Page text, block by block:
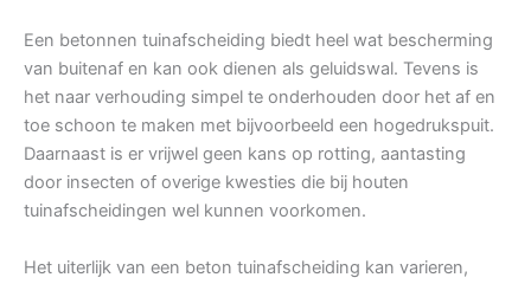
Een betonnen tuinafscheiding biedt heel wat bescherming
van buitenaf en kan ook dienen als geluidswal. Tevens is
het naar verhouding simpel te onderhouden door het af en
toe schoon te maken met bijvoorbeeld een hogedrukspuit.
Daarnaast is er vrijwel geen kans op rotting, aantasting
door insecten of overige kwesties die bij houten
tuinafscheidingen wel kunnen voorkomen.
Het uiterlijk van een beton tuinafscheiding kan varieren,